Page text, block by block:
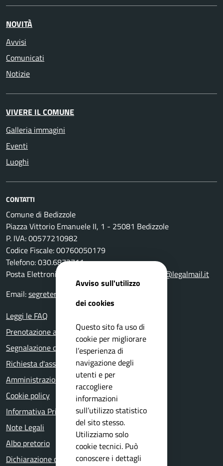
NOVITÀ
Avvisi
Comunicati
Notizie
VIVERE IL COMUNE
Galleria immagini
Eventi
Luoghi
CONTATTI
Comune di Bedizzole
Piazza Vittorio Emanuele II, 1 - 25081 Bedizzole
P. IVA: 00577210982
Codice Fiscale: 00760050179
Telefono: 030.6872711
Posta Elettronica Certificata:
comune.bedizzole@legalmail.it
Email:segreteria@comune.bedizzole.bs.it
Leggi le FAQ
Prenotazione appuntamento
Segnalazione disservizio
Richiesta d'assistenza
Amministrazione trasparente
Cookie policy
Informativa Privacy
Note Legali
Albo pretorio
Dichiarazione di accessibilità
Avviso sull'utilizzo
dei cookies
Questo sito fa uso di
cookie per migliorare
l’esperienza di
navigazione degli
utenti e per
raccogliere
informazioni
sull’utilizzo statistico
del sito stesso.
Utilizziamo solo
cookie tecnici. Può
conoscere i dettagli